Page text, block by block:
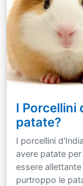
I Porcellini
patate?
I porcellini
avere patate
essere
purtroppo le